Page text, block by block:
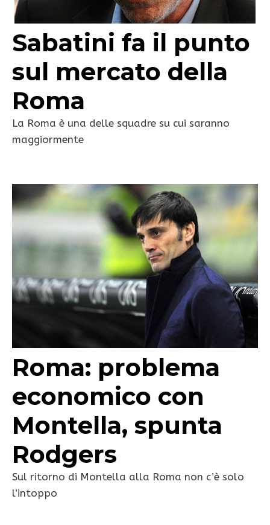
Sabatini fa il punto
sul mercato della
Roma
La Roma è una delle squadre su cui saranno
maggiormente
Roma: problema
economico con
Montella, spunta
Rodgers
Sul ritorno di Montella alla Roma non c’è solo
l’intoppo